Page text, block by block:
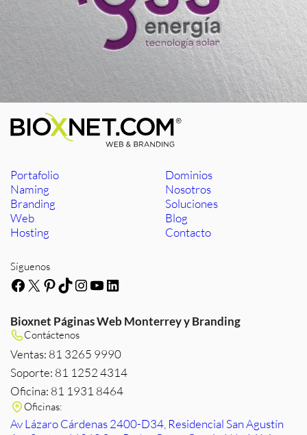
Portafolio
Naming
Branding
Web
Hosting
Dominios
Nosotros
Soluciones
Blog
Contacto
Síguenos
Facebook
X Pinterest
TikTok
Instagram
YouTube
LinkedIn
Bioxnet Páginas Web Monterrey y Branding
Contáctenos
Ventas: 81 3265 9990
Soporte: 81 1252 4314
Oficina: 81 1931 8464
Oficinas:
Av Lázaro Cárdenas 2400-D34, Residencial San Agustín